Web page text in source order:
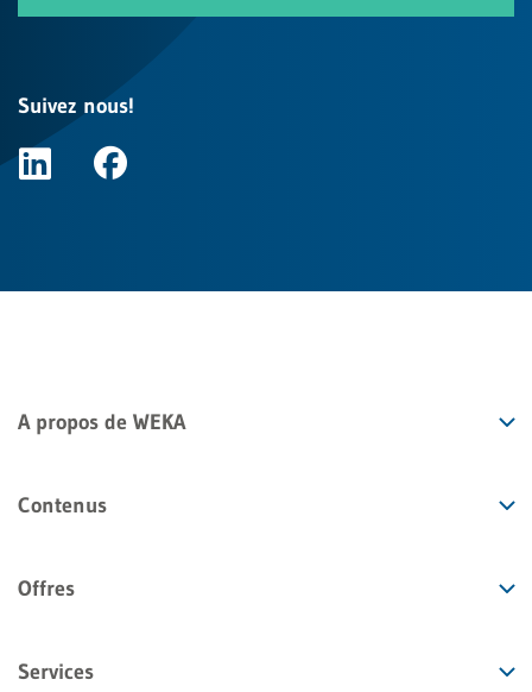
Suivez nous!
A propos de WEKA
Contenus
Offres
Services